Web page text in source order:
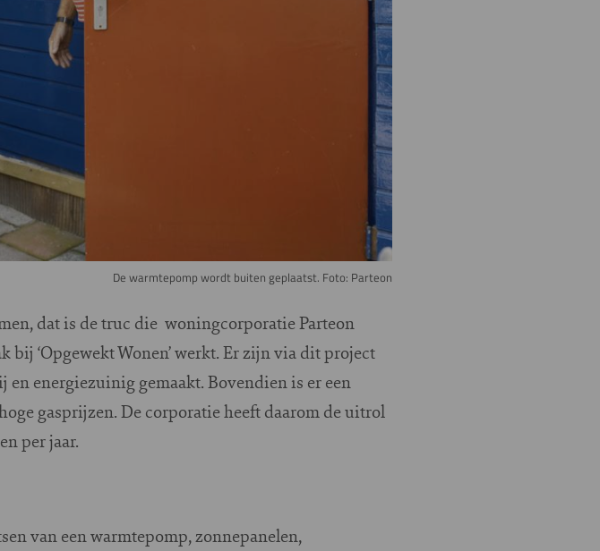
De warmtepomp wordt buiten geplaatst. Foto: Parteon
dat is de truc die woningcorporatie Parteon
‘Opgewekt Wonen’ werkt. Er zijn via dit project
energiezuinig gemaakt. Bovendien is er een
gasprijzen. De corporatie heeft daarom de uitrol
per jaar.
van een warmtepomp, zonnepanelen,